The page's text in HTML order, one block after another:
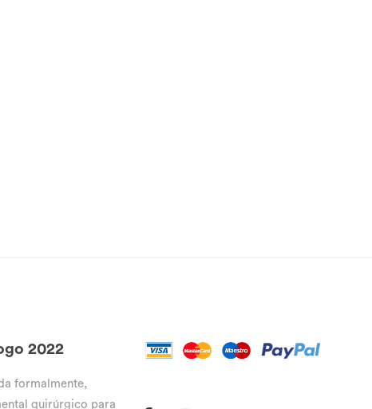
2022
formalmente,
quirúrgico para